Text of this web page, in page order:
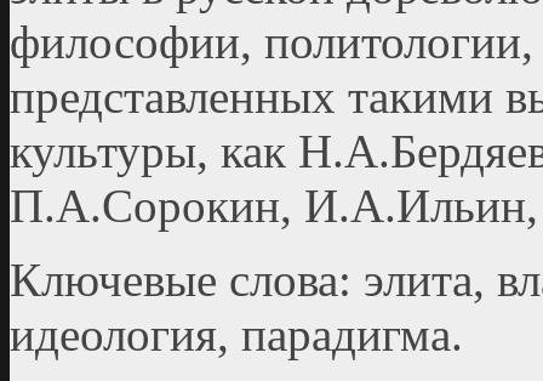
философии,
представленных такими
куль­туры, как
П.А.Сорокин, И.А.Ильин,
Ключевые слова: элита,
идеология, парадигма.